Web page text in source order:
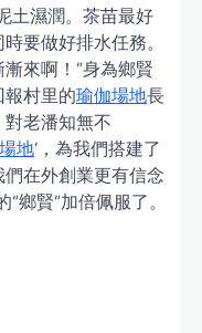
土濕潤。茶苗最好
要做好排水任務。
來啊！”身為鄉賢
村里的瑜伽場地長
老潘知無不
地’，為我們搭建了
在外創業更有信念
鄉賢”加倍佩服了。